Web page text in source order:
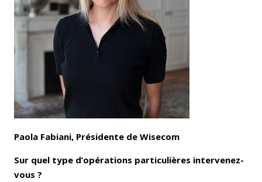
Paola Fabiani, Présidente de Wisecom
Sur quel type d’opérations particulières intervenez-
vous ?